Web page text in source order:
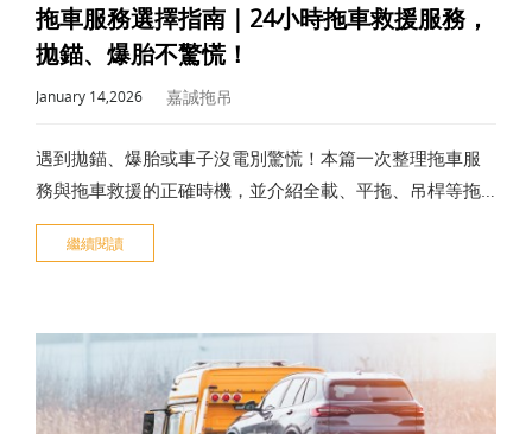
拖車服務選擇指南｜24小時拖車救援服務，
拋錨、爆胎不驚慌！
January 14,2026 嘉誠拖吊
遇到拋錨、爆胎或車子沒電別驚慌！本篇一次整理拖車服
務與拖車救援的正確時機，並介紹全載、平拖、吊桿等拖
吊方式之間的差異、收費各種眉角，以及保險理賠的重
點，並推薦新竹在地24小時救援業者，讓你遇到臨時狀況
繼續閱讀